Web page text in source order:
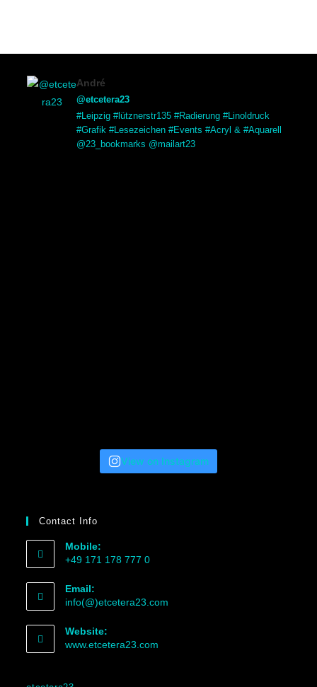
André
@etcetera23
#Leipzig #lütznerstr135 #Radierung #Linoldruck
#Grafik #Lesezeichen #Events #Acryl & #Aquarell
@23_bookmarks @mailart23
View on Instagram
Contact Info
Mobile:
+49 171 178 777 0
Email:
info(@)etcetera23.com
Website:
www.etcetera23.com